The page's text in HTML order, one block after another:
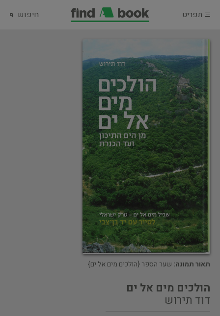
תפריט חיפוש
תאור תמונה: שער הספר {הולכים מים אל ים}
הולכים מים אל ים
דוד תירוש